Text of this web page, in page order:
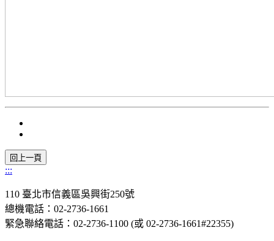
:::
110 臺北市信義區吳興街250號
總機電話：02-2736-1661
緊急聯絡電話：02-2736-1100 (或 02-2736-1661#22355)